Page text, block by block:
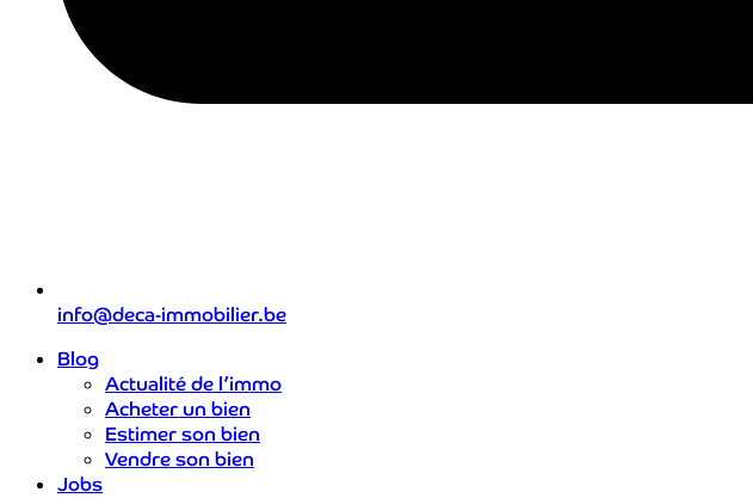
info@deca-immobilier.be
Blog
Actualité de l’immo
Acheter un bien
Estimer son bien
Vendre son bien
Jobs